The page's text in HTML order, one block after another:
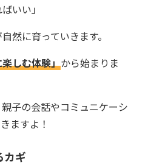
いい」
然に育っていきます。
しむ体験」から始まりま
子の会話やコミュニケーシ
ますよ！
カギ